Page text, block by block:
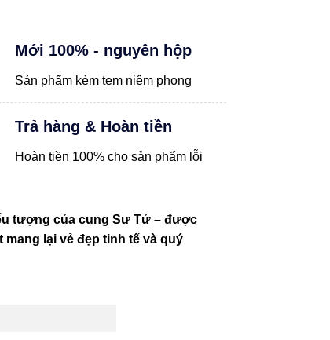
Mới 100% - nguyên hộp
Sản phẩm kèm tem niêm phong
Trả hàng & Hoàn tiền
Hoàn tiền 100% cho sản phẩm lỗi
tượng của cung Sư Tử – được
mang lại vẻ đẹp tinh tế và quý